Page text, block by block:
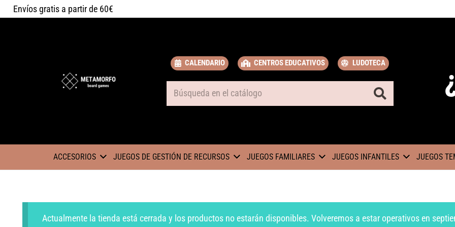
Envíos gratis a partir de 60€
CALENDARIO CENTROS EDUCATIVOS LUDOTECA
ACCESORIOS JUEGOS DE GESTIÓN DE RECURSOS JUEGOS FAMILIARES JUEGOS INFANTILES JUEGOS
Actualmente la tienda está cerrada y los productos no estarán disponibles. Volveremos a estar operativos en